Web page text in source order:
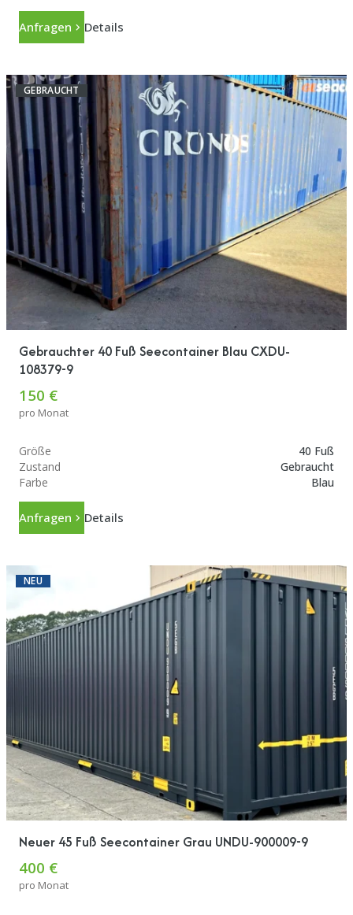
Anfragen Details
GEBRAUCHT
Gebrauchter 40 Fuß Seecontainer Blau CXDU-
108379-9
150 €
pro Monat
Größe
40 Fuß
Zustand
Gebraucht
Farbe
Blau
Anfragen Details
NEU
Neuer 45 Fuß Seecontainer Grau UNDU-900009-9
400 €
pro Monat